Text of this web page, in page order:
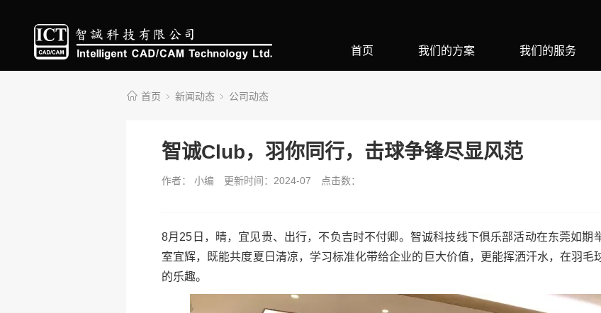
首页 我们的方案 我们的服务
首页 新闻动态 公司动态
智诚Club，羽你同行，击球争锋尽显风范
作者： 小编 更新时间：2024-07 点击数：
8月25日，晴，宜见贵、出行，不负吉时不付卿。智诚科技线下俱乐部活动在东莞如期
室宜辉，既能共度夏日清凉，学习标准化带给企业的巨大价值，更能挥洒汗水，在羽毛
的乐趣。